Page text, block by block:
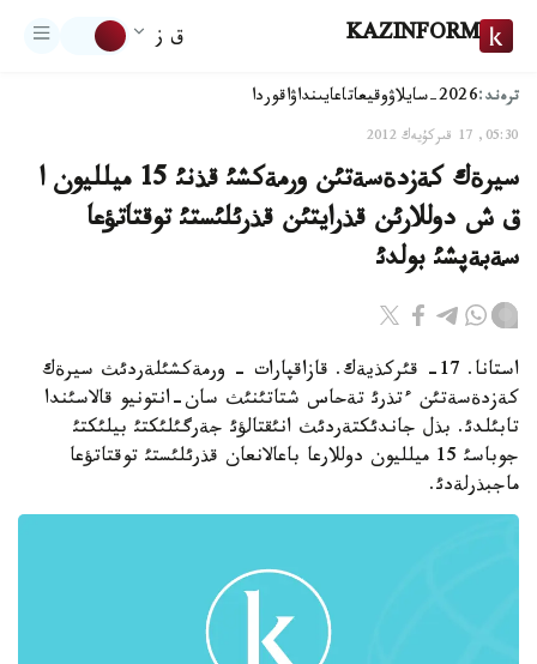
KAZINFORM ق ز
ترەند:2026-سايلاۋ وقيعاتاعايىنداۋاقوردا
05:30, 17 قىركۇيەك 2012
سيرةك كةزدةسةتئن ورمةكشئ قذنئ 15 ميلليون ا
ق ش دوللارئن قذرايتئن قذرئلئستئ توقتاتؤعا
سةبةپشئ بولدئ
استانا. 17- قئركذيةك. قازاقپارات - ورمةكشئلةردئث سيرةك
كةزدةسةتئن ءتذرئ تةحاس شتاتئنئث سان-انتونيو قالاسئندا
تابئلدئ. بذل جاندئكتةردئث انئقتالؤئ جةرگئلئكتئ بيلئكتئ
جوباسئ 15 ميلليون دوللارعا باعالانعان قذرئلئستئ توقتاتؤعا
ماجبذرلةدئ.